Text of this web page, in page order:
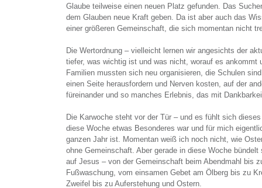
Glaube teilweise einen neuen Platz gefunden. Das
dem Glauben neue Kraft geben. Da ist aber auch das
einer größeren Gemeinschaft, die sich momentan nicht
Die Wertordnung – vielleicht lernen wir angesichts der
tiefer, was wichtig ist und was nicht, worauf es ankommt
Familien mussten sich neu organisieren, die Schulen
einen Seite herausfordern und Nerven kosten, auf der
füreinander und so manches Erlebnis, das mit
Die Karwoche steht vor der Tür – und es fühlt sich
diese Woche etwas Besonderes war und für mich
ganzen Jahr ist. Momentan weiß ich noch nicht, wie
ohne Gemeinschaft. Aber gerade in diese Woche
auf Jesus – von der Gemeinschaft beim Abendmahl bis
Fußwaschung, vom einsamen Gebet am Ölberg bis zu
Zweifel bis zu Auferstehung und Ostern.